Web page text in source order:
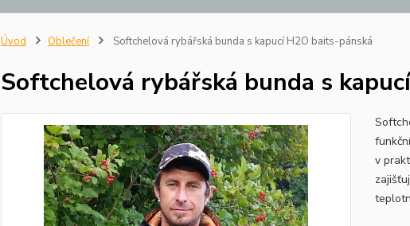
Úvod Oblečení Softchelová rybářská bunda s kapucí H2O baits-pánská
Softchelová rybářská bunda s
v